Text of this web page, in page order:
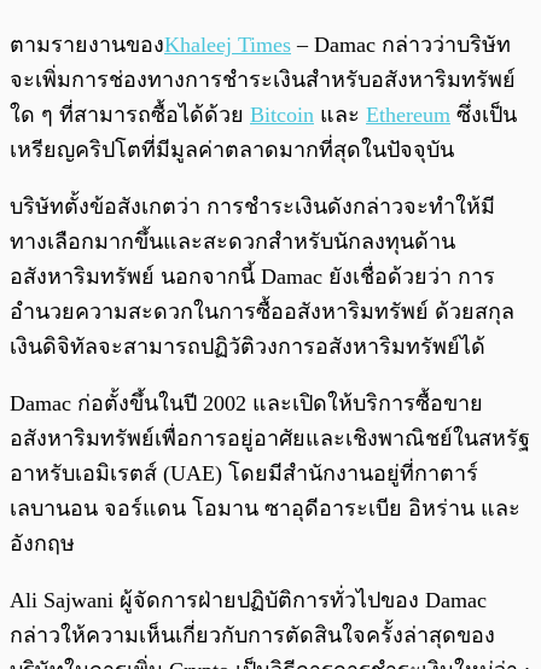
ตามรายงานของKhaleej Times – Damac กล่าวว่าบริษัท
จะเพิ่มการช่องทางการชำระเงินสำหรับอสังหาริมทรัพย์
ใด ๆ ที่สามารถซื้อได้ด้วย Bitcoin และ Ethereum ซึ่งเป็น
เหรียญคริปโตที่มีมูลค่าตลาดมากที่สุดในปัจจุบัน
บริษัทตั้งข้อสังเกตว่า การชำระเงินดังกล่าวจะทำให้มี
ทางเลือกมากขึ้นและสะดวกสำหรับนักลงทุนด้าน
อสังหาริมทรัพย์ นอกจากนี้ Damac ยังเชื่อด้วยว่า การ
อำนวยความสะดวกในการซื้ออสังหาริมทรัพย์ ด้วยสกุล
เงินดิจิทัลจะสามารถปฏิวัติวงการอสังหาริมทรัพย์ได้
Damac ก่อตั้งขึ้นในปี 2002 และเปิดให้บริการซื้อขาย
อสังหาริมทรัพย์เพื่อการอยู่อาศัยและเชิงพาณิชย์ในสหรัฐ
อาหรับเอมิเรตส์ (UAE) โดยมีสำนักงานอยู่ที่กาตาร์
เลบานอน จอร์แดน โอมาน ซาอุดีอาระเบีย อิหร่าน และ
อังกฤษ
Ali Sajwani ผู้จัดการฝ่ายปฏิบัติการทั่วไปของ Damac
กล่าวให้ความเห็นเกี่ยวกับการตัดสินใจครั้งล่าสุดของ